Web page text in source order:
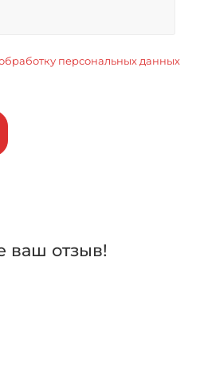
персональных данных
ваш отзыв!